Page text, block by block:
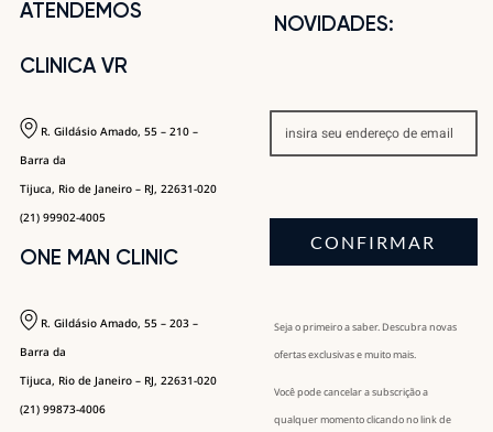
ATENDEMOS
CLINICA VR
R. Gildásio Amado, 55 – 210 –
Barra da
Tijuca, Rio de Janeiro – RJ, 22631-020
(21) 99902-4005
ONE MAN CLINIC
R. Gildásio Amado, 55 – 203 –
Barra da
Tijuca, Rio de Janeiro – RJ, 22631-020
(21) 99873-4006
NOVIDADES:
CONFIRMAR
Seja o primeiro a saber. Descubra novas
ofertas exclusivas e muito mais.
Você pode cancelar a subscrição a
qualquer momento clicando no link de